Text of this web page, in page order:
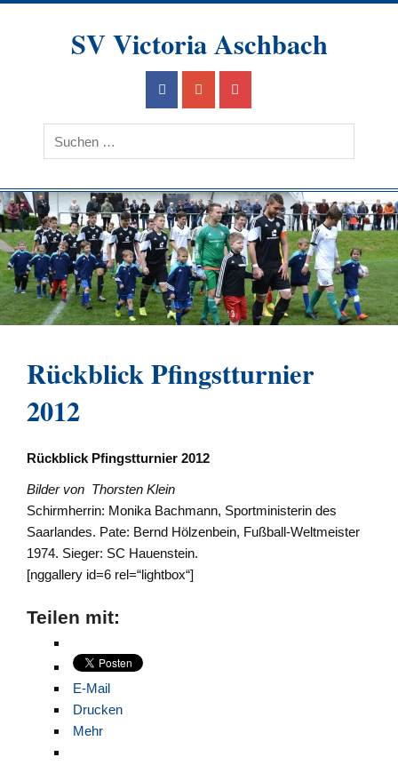
Skip
SV Victoria Aschbach
Ein Verein im Herzen des Saarlandes
Rückblick Pfingstturnier
2012
Rückblick Pfingstturnier 2012
Bilder von Thorsten Klein
Schirmherrin: Monika Bachmann, Sportministerin des
Saarlandes. Pate: Bernd Hölzenbein, Fußball-Weltmeister
1974. Sieger: SC Hauenstein.
[nggallery id=6 rel=“lightbox“]
Teilen mit:
E-Mail
Drucken
Mehr